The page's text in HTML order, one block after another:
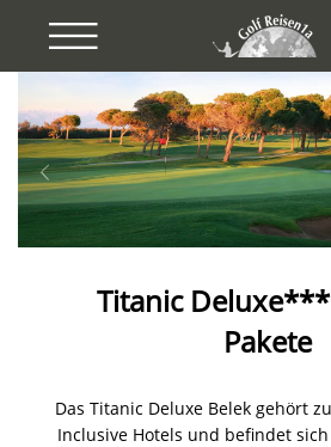
Previous
Titanic
Pakete
Das Titanic Deluxe Belek gehört
Inclusive Hotels und befindet